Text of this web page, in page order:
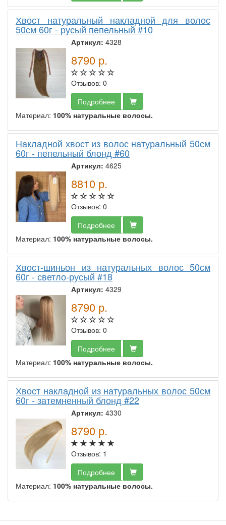
Хвост натуральный накладной для волос
50см 60г - русый пепельный #10
Артикул: 4328
8790 р.
Отзывов: 0
Подробнее
Материал: 100% натуральные волосы.
Накладной хвост из волос натуральный 50см
60г - пепельный блонд #60
Артикул: 4625
8810 р.
Отзывов: 0
Подробнее
Материал: 100% натуральные волосы.
Хвост-шиньон из натуральных волос 50см
60г - светло-русый #18
Артикул: 4329
8790 р.
Отзывов: 0
Подробнее
Материал: 100% натуральные волосы.
Хвост накладной из натуральных волос 50см
60г - затемненный блонд #22
Артикул: 4330
8790 р.
Отзывов: 1
Подробнее
Материал: 100% натуральные волосы.